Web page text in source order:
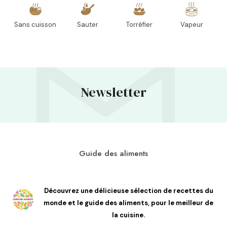
Sans cuisson Sauter Torréfier Vapeur
Newsletter
Guide des aliments
Découvrez une délicieuse sélection de recettes du
monde et le guide des aliments, pour le meilleur de
la cuisine.